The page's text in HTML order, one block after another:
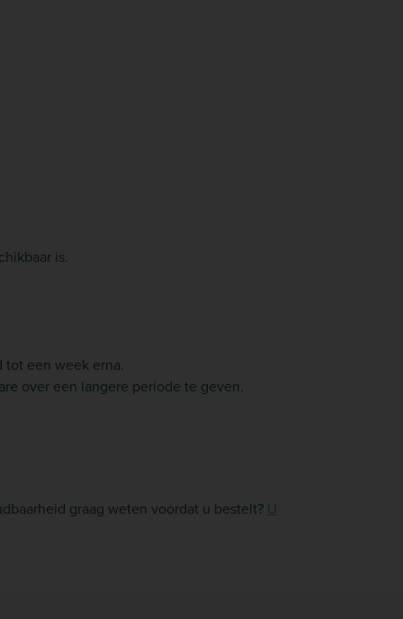
is.
tot een week erna.
over een langere periode te geven.
graag weten voordat u bestelt? U